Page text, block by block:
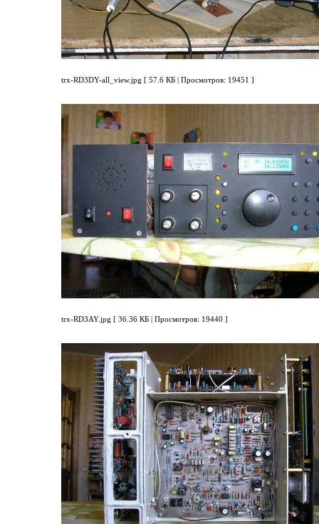
trx-RD3DY-all_view.jpg [ 57.6 КБ | Просмотров: 19451 ]
trx-RD3AY.jpg [ 36.36 КБ | Просмотров: 19440 ]